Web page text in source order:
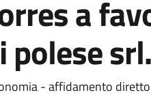
a
- affidamento diretto